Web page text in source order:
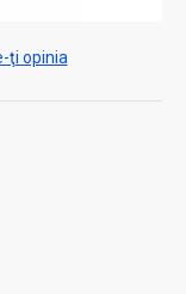
ţi opinia